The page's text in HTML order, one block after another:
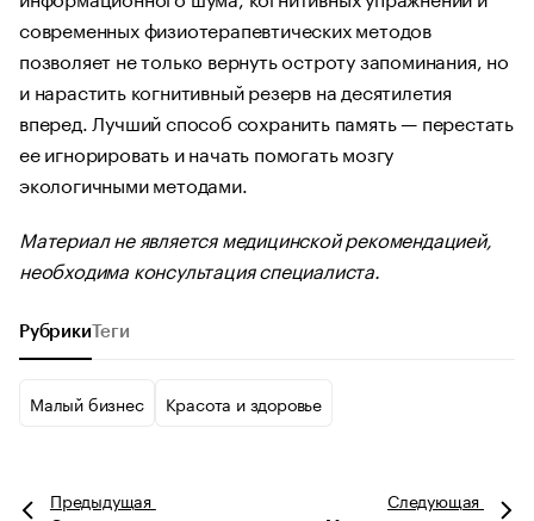
современных физиотерапевтических методов
позволяет не только вернуть остроту запоминания, но
и нарастить когнитивный резерв на десятилетия
вперед. Лучший способ сохранить память — перестать
ее игнорировать и начать помогать мозгу
экологичными методами.
Материал не является медицинской рекомендацией,
необходима консультация специалиста.
РубрикиТеги
Малый бизнес Красота и здоровье
Предыдущая Следующая